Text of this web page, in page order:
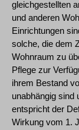
gleichgestellten
und anderen
Einrichtungen
solche, die dem
Wohnraum zu
Pflege zur
ihrem Bestand
unabhängig sind
entspricht der
Wirkung vom 1.